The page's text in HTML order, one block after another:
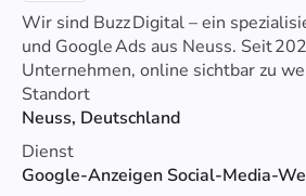
Wir sind Buzz Digital – ein
und Google Ads aus Neuss. Seit
Unternehmen, online sichtbar zu
zu wachsen
Standort
Neuss, Deutschland
Dienst